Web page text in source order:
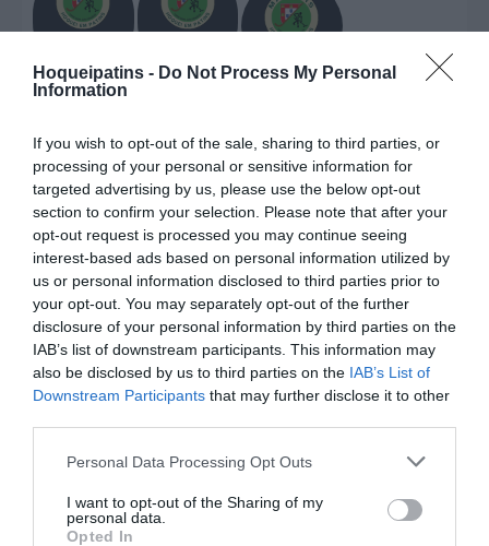
Hoqueipatins - Do Not Process My Personal
Information
If you wish to opt-out of the sale, sharing to third parties, or
processing of your personal or sensitive information for
targeted advertising by us, please use the below opt-out
section to confirm your selection. Please note that after your
opt-out request is processed you may continue seeing
interest-based ads based on personal information utilized by
us or personal information disclosed to third parties prior to
your opt-out. You may separately opt-out of the further
disclosure of your personal information by third parties on the
IAB’s list of downstream participants. This information may
also be disclosed by us to third parties on the IAB’s List of
Downstream Participants that may further disclose it to other
Personal Data Processing Opt Outs
I want to opt-out of the Sharing of my
personal data.
Opted In
+50 FINAL
8
DESTAQUESDA SEMANA